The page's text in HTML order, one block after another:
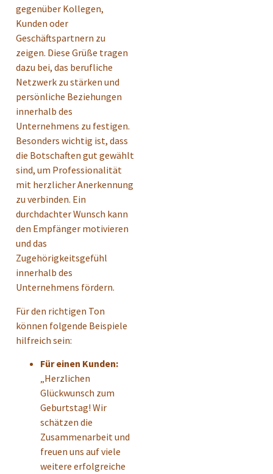
gegenüber Kollegen,
Kunden oder
Geschäftspartnern zu
zeigen. Diese Grüße tragen
dazu bei, das berufliche
Netzwerk zu stärken und
persönliche Beziehungen
innerhalb des
Unternehmens zu festigen.
Besonders wichtig ist, dass
die Botschaften gut gewählt
sind, um Professionalität
mit herzlicher Anerkennung
zu verbinden. Ein
durchdachter Wunsch kann
den Empfänger motivieren
und das
Zugehörigkeitsgefühl
innerhalb des
Unternehmens fördern.
Für den richtigen Ton
können folgende Beispiele
hilfreich sein:
Für einen Kunden:
„Herzlichen
Glückwunsch zum
Geburtstag! Wir
schätzen die
Zusammenarbeit und
freuen uns auf viele
weitere erfolgreiche